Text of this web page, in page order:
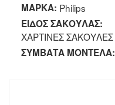
ΜΑΡΚΑ: Philips
ΕΙΔΟΣ ΣΑΚΟΥΛΑΣ:
ΧΑΡΤΙΝΕΣ ΣΑΚΟΥΛΕΣ
ΣΥΜΒΑΤΑ ΜΟΝΤΕΛΑ: